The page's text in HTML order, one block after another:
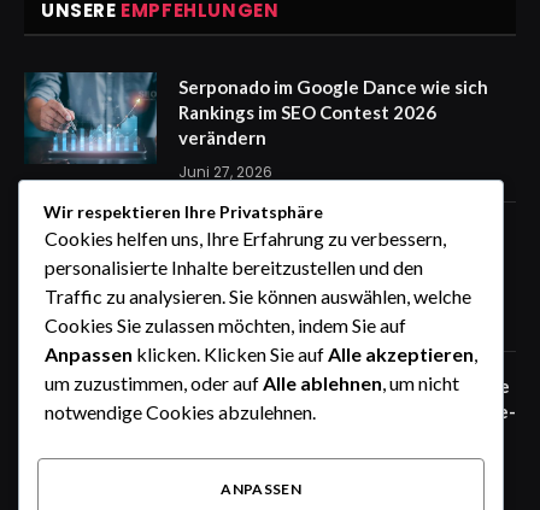
UNSERE EMPFEHLUNGEN
Serponado im Google Dance wie sich
Rankings im SEO Contest 2026
verändern
Juni 27, 2026
Zaunfelder von WIŚNIOWSKI –
professionelle Lösungen für sichere
Unternehmensgelände
Juni 25, 2026
Zaunfelder von WIŚNIOWSKI – robuste
Systemlösungen für moderne Industrie-
Wir respektieren Ihre Privatsphäre
Cookies helfen uns, Ihre Erfahrung zu verbessern,
personalisierte Inhalte bereitzustellen und den
Traffic zu analysieren. Sie können auswählen, welche
Cookies Sie zulassen möchten, indem Sie auf
Anpassen klicken. Klicken Sie aufAlle akzeptieren,
um zuzustimmen, oder aufAlle ablehnen, um nicht
notwendige Cookies abzulehnen.
ANPASSEN